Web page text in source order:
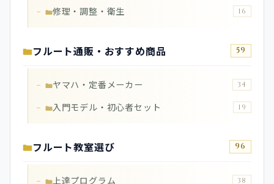
修理・調整・衛生 16
フルート通販・おすすめ商品 59
ヤマハ・定番メーカー 34
入門モデル・初心者セット 19
フルート教室選び 96
上達プログラム 38